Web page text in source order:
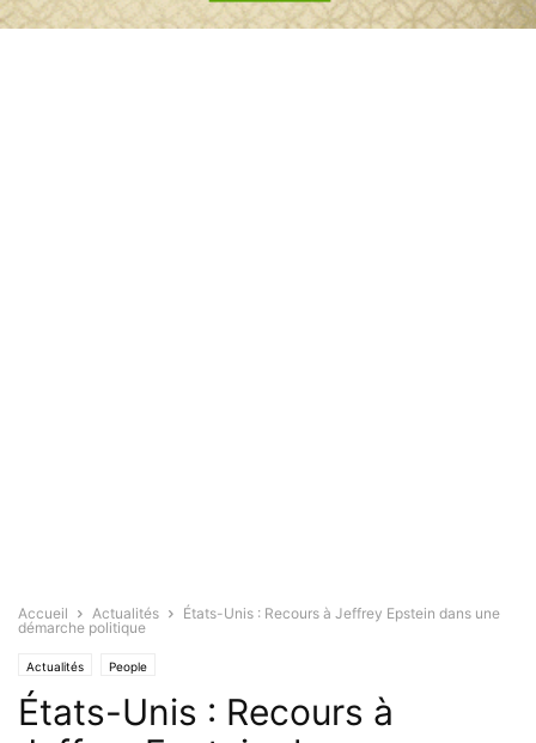
Accueil Actualités
États-Unis : Recours à Jeffrey Epstein dans une
démarche politique
Actualités People
États-Unis : Recours à